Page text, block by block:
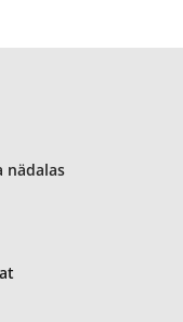
nädalas